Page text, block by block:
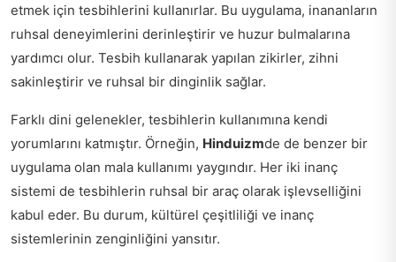
etmek için tesbihlerini kullanırlar. Bu uygulama, inananların
ruhsal deneyimlerini derinleştirir ve huzur bulmalarına
yardımcı olur. Tesbih kullanarak yapılan zikirler, zihni
sakinleştirir ve ruhsal bir dinginlik sağlar.
Farklı dini gelenekler, tesbihlerin kullanımına kendi
yorumlarını katmıştır. Örneğin, Hinduizmde de benzer bir
uygulama olan mala kullanımı yaygındır. Her iki inanç
sistemi de tesbihlerin ruhsal bir araç olarak işlevselliğini
kabul eder. Bu durum, kültürel çeşitliliği ve inanç
sistemlerinin zenginliğini yansıtır.